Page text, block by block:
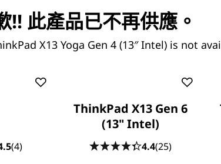
顯示卡呈獻的繽紛視覺
您可帶著筆記簿型電腦周遊
證足見裝置反應一致，可瞬
支援智能視像會議功能，值
!! 此產品已不再供應。
X13 Yoga Gen 4 (13″ Intel) is not
(4)
ThinkPad X13 Gen 6
(13" Intel)
4.4(25)